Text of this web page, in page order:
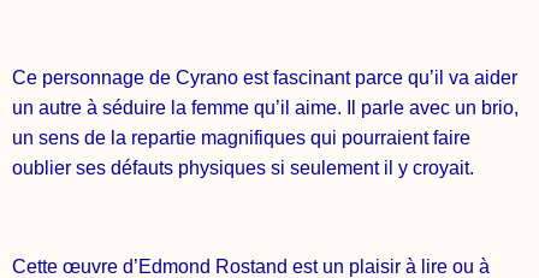
Ce personnage de Cyrano est fascinant parce qu’il va aider
un autre à séduire la femme qu’il aime. Il parle avec un brio,
un sens de la repartie magnifiques qui pourraient faire
oublier ses défauts physiques si seulement il y croyait.
Cette œuvre d’Edmond Rostand est un plaisir à lire ou à